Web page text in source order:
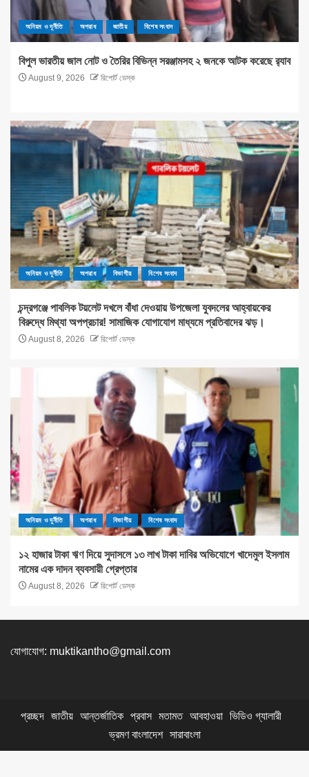
অনিয়ম ও দূর্নীতি অপরাধ জাতীয় বিশেষ সংবাদ
বিপুল ভারতীয় জাল নোট ও তৈরির বিভিন্ন সরঞ্জামসহ ২ জনকে আটক করেছে র‌্যাব
August 9, 2026 রিপোর্ট ডেস্ক
অনিয়ম ও দূর্নীতি অপরাধ বিভাগীয় বিশেষ সংবাদ
চন্দ্রগঞ্জে পাবলিক টয়লেট দখলে বাঁধা দেওয়ায় উপজেলা যুবদলের আহ্বায়কের
বিরুদ্ধে মিথ্যা অপপ্রচার! সামাজিক যোগাযোগ মাধ্যমে প্রতিবাদের ঝড়।
August 8, 2026 রিপোর্ট ডেস্ক
অনিয়ম ও দূর্নীতি অপরাধ বিভাগীয় বিশেষ সংবাদ
১২ হাজার টাকা ঋণ দিয়ে সুদাসলে ১৩ লাখ টাকা দাবির অভিযোগে খাদেমুল ইসলাম
নামের এক দাদন ব্যবসায়ী গ্রেপ্তার
August 8, 2026 রিপোর্ট ডেস্ক
যোগাযোগ: muktikantho@gmail.com
প্রচ্ছদ জাতীয় আন্তর্জাতিক প্রবাস মতামত আবহাওয়া ভিডিও গ্যালারী
ভ্রমণ বাংলাদেশ
সারাবাংলা